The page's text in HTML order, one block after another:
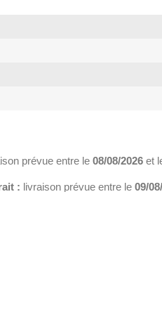
prévue entre le 08/08/2026 et
: livraison prévue entre le 09/